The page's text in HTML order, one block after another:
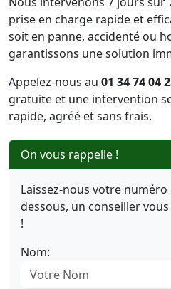
prise en charge rapide et
soit en panne, accidenté ou
garantissons une solution
Appelez-nous au 01 34 74 04
gratuite et une intervention
rapide, agréé et sans frais.
On vous rappelle !
Laissez-nous votre
dessous, un conseiller
!
Nom: